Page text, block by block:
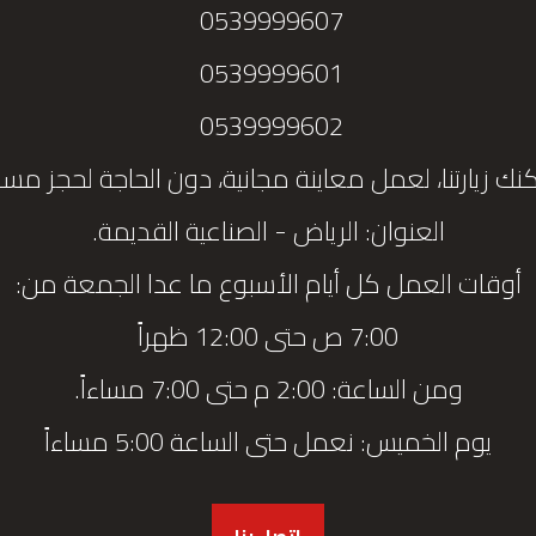
0539999607
0539999601
0539999602
زيارتنا، لعمل معاينة مجانية، دون الحاجة لحجز
العنوان: الرياض - الصناعية القديمة.
أوقات العمل كل أيام الأسبوع ما عدا الجمعة من:
7:00 ص حتى 12:00 ظهراً
ومن الساعة: 2:00 م حتى 7:00 مساءاً.
يوم الخميس: نعمل حتى الساعة 5:00 مساءاً